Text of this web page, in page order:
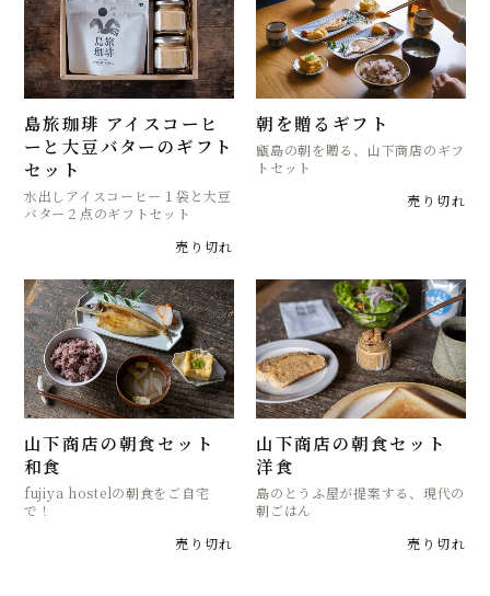
島旅珈琲 アイスコーヒ
ーと大豆バターのギフト
セット
水出しアイスコーヒー１袋と大豆
バター２点のギフトセット
売り切れ
朝を贈るギフト
甑島の朝を贈る、山下商店のギフ
トセット
売り切れ
山下商店の朝食セット
和食
fujiya hostelの朝食をご自宅
で！
売り切れ
山下商店の朝食セット
洋食
島のとうふ屋が提案する、現代の
朝ごはん
売り切れ